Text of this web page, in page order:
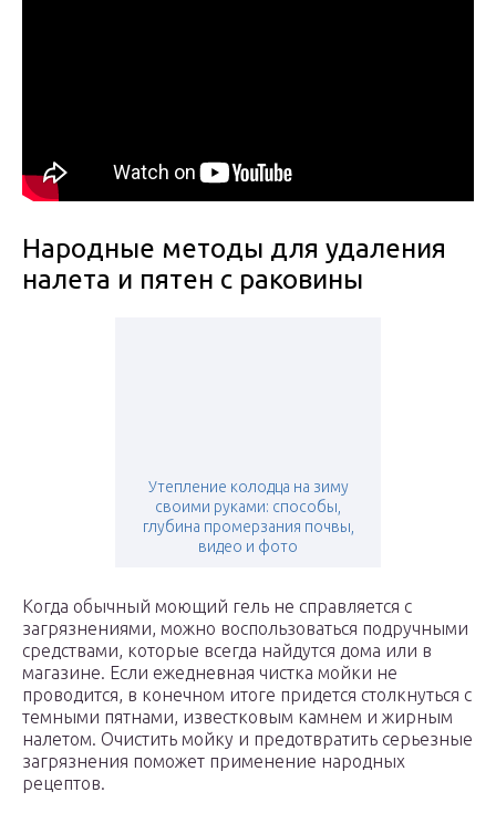
Народные методы для удаления
налета и пятен с раковины
Утепление колодца на зиму
своими руками: способы,
глубина промерзания почвы,
видео и фото
Когда обычный моющий гель не справляется с
загрязнениями, можно воспользоваться подручными
средствами, которые всегда найдутся дома или в
магазине. Если ежедневная чистка мойки не
проводится, в конечном итоге придется столкнуться с
темными пятнами, известковым камнем и жирным
налетом. Очистить мойку и предотвратить серьезные
загрязнения поможет применение народных
рецептов.